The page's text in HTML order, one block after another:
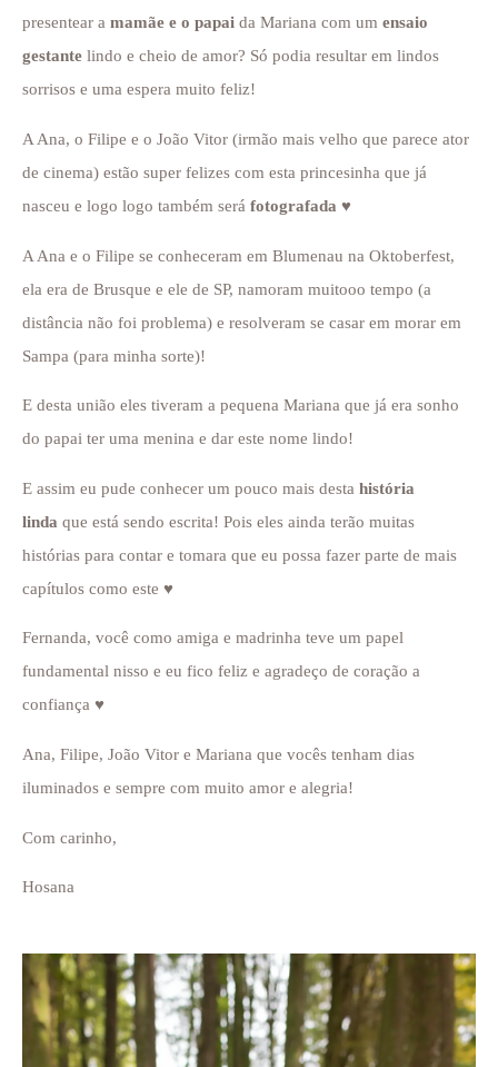
presentear a mamãe e o papai da Mariana com um ensaio
gestante lindo e cheio de amor? Só podia resultar em lindos
sorrisos e uma espera muito feliz!
A Ana, o Filipe e o João Vitor (irmão mais velho que parece ator
de cinema) estão super felizes com esta princesinha que já
nasceu e logo logo também será fotografada ♥
A Ana e o Filipe se conheceram em Blumenau na Oktoberfest,
ela era de Brusque e ele de SP, namoram muitooo tempo (a
distância não foi problema) e resolveram se casar em morar em
Sampa (para minha sorte)!
E desta união eles tiveram a pequena Mariana que já era sonho
do papai ter uma menina e dar este nome lindo!
E assim eu pude conhecer um pouco mais desta história
linda que está sendo escrita! Pois eles ainda terão muitas
histórias para contar e tomara que eu possa fazer parte de mais
capítulos como este ♥
Fernanda, você como amiga e madrinha teve um papel
fundamental nisso e eu fico feliz e agradeço de coração a
confiança ♥
Ana, Filipe, João Vitor e Mariana que vocês tenham dias
iluminados e sempre com muito amor e alegria!
Com carinho,
Hosana